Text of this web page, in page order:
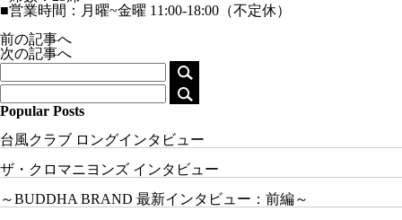
■営業時間：月曜~金曜 11:00-18:00（不定休）
前の記事へ
次の記事へ
Popular Posts
台風クラブ ロングインタビュー
ザ・クロマニヨンズ インタビュー
～BUDDHA BRAND 最新インタビュー：前編～